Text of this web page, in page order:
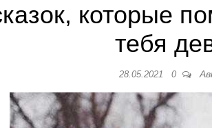
которые
тебя
28.05.2021 0